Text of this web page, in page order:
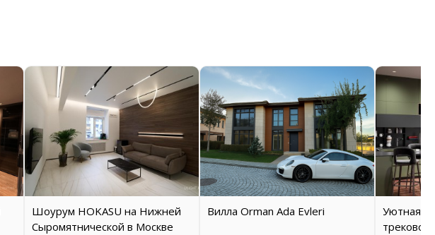
Шоурум HOKASU на Нижней
Сыромятнической в Москве
Вилла Orman Ada Evleri
Уютная
трековой